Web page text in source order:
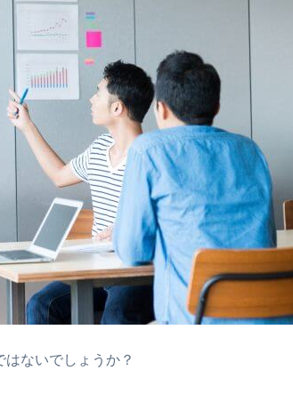
ないでしょうか？